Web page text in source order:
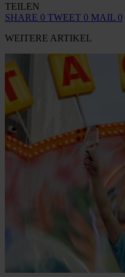
TEILEN
SHARE 0 TWEET 0 MAIL 0
WEITERE ARTIKEL